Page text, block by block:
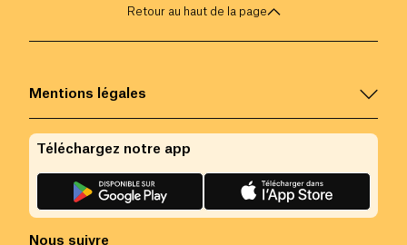
Retour au haut de la page
Mentions légales
Nous suivre
Téléchargez notre app